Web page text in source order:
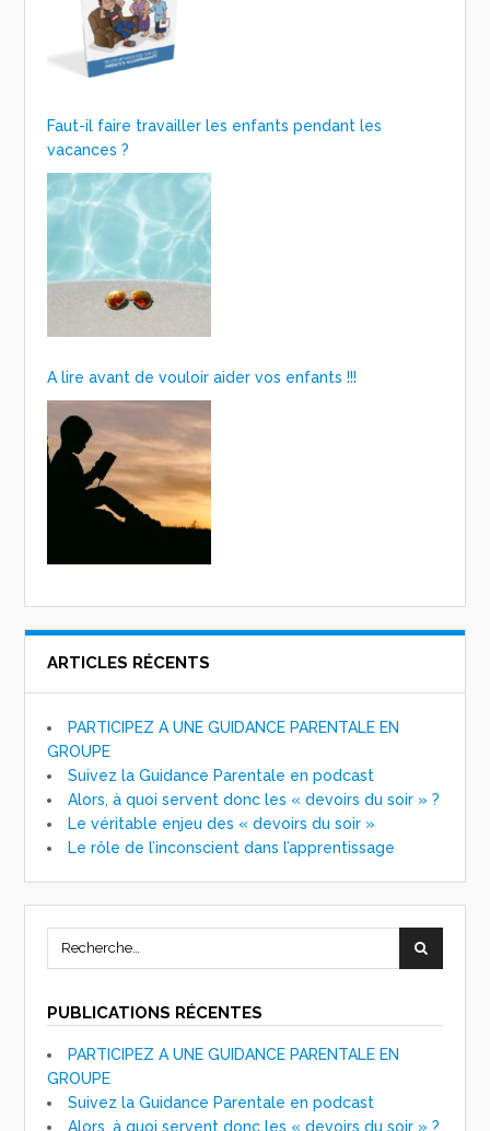
Faut-il faire travailler les enfants pendant les
vacances ?
A lire avant de vouloir aider vos enfants !!!
ARTICLES RÉCENTS
PARTICIPEZ A UNE GUIDANCE PARENTALE EN
GROUPE
Suivez la Guidance Parentale en podcast
Alors, à quoi servent donc les « devoirs du soir » ?
Le véritable enjeu des « devoirs du soir »
Le rôle de l’inconscient dans l’apprentissage
PUBLICATIONS RÉCENTES
PARTICIPEZ A UNE GUIDANCE PARENTALE EN
GROUPE
Suivez la Guidance Parentale en podcast
Alors, à quoi servent donc les « devoirs du soir » ?